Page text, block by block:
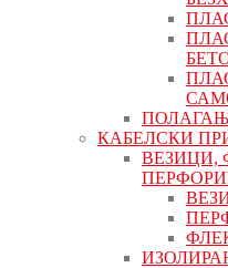
КАБЕЛСКИ
ВЕЗИЦИ,